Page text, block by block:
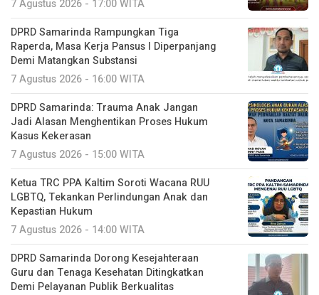
7 Agustus 2026 - 17:00 WITA
DPRD Samarinda Rampungkan Tiga
Raperda, Masa Kerja Pansus I Diperpanjang
Demi Matangkan Substansi
7 Agustus 2026 - 16:00 WITA
DPRD Samarinda: Trauma Anak Jangan
Jadi Alasan Menghentikan Proses Hukum
Kasus Kekerasan
7 Agustus 2026 - 15:00 WITA
Ketua TRC PPA Kaltim Soroti Wacana RUU
LGBTQ, Tekankan Perlindungan Anak dan
Kepastian Hukum
7 Agustus 2026 - 14:00 WITA
DPRD Samarinda Dorong Kesejahteraan
Guru dan Tenaga Kesehatan Ditingkatkan
Demi Pelayanan Publik Berkualitas